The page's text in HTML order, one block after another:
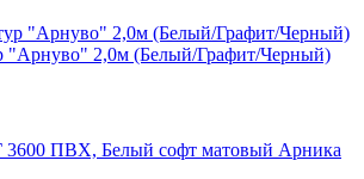
"Арнуво" 2,0м (Белый/Графит/Черный)